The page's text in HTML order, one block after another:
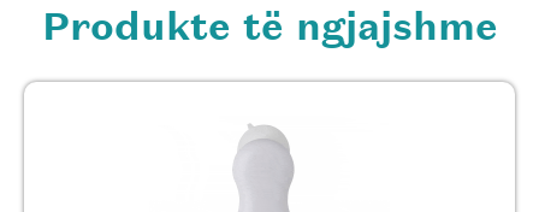
Produkte të ngjajshme